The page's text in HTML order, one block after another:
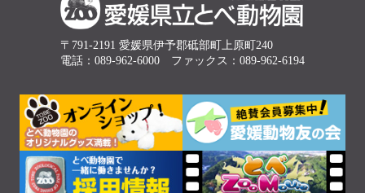
〒791-2191 愛媛県伊予郡砥部町上原町240
電話：089-962-6000 ファックス：089-962-6194